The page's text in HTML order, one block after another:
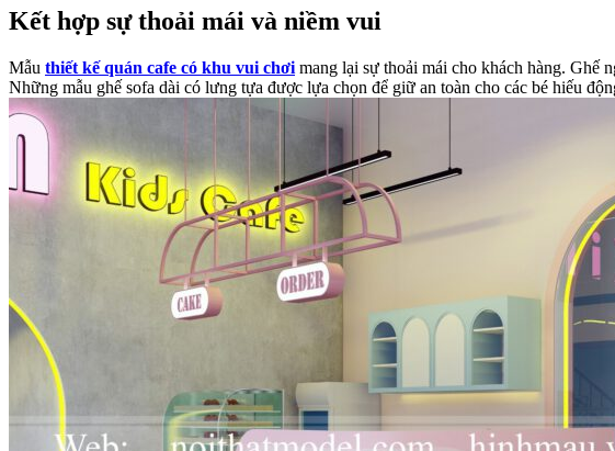
Kết hợp sự thoải mái và niềm vui
Mẫu thiết kế quán cafe có khu vui chơi mang lại sự thoải mái cho khách hàng. Ghế
Những mẫu ghế sofa dài có lưng tựa được lựa chọn để giữ an toàn cho các bé hiếu